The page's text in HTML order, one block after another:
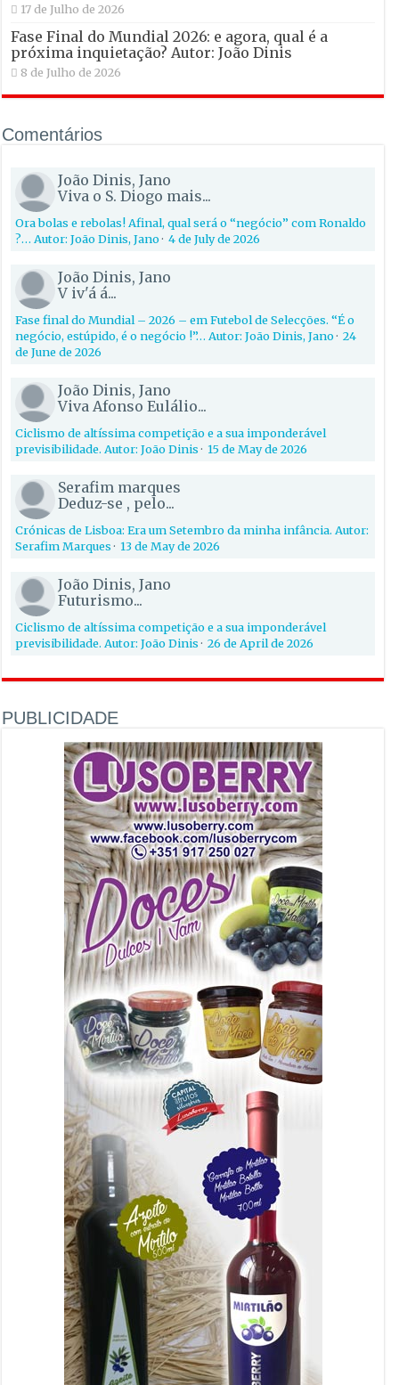
17 de Julho de 2026
Fase Final do Mundial 2026: e agora, qual é a
próxima inquietação? Autor: João Dinis
8 de Julho de 2026
Comentários
João Dinis, Jano
Viva o S. Diogo mais...
Ora bolas e rebolas! Afinal, qual será o “negócio” com Ronaldo
?… Autor: João Dinis, Jano·4 de July de 2026
João Dinis, Jano
V iv'á á...
Fase final do Mundial – 2026 – em Futebol de Selecções. “É o
negócio, estúpido, é o negócio !”… Autor: João Dinis, Jano·24
de June de 2026
João Dinis, Jano
Viva Afonso Eulálio...
Ciclismo de altíssima competição e a sua imponderável
previsibilidade. Autor: João Dinis·15 de May de 2026
Serafim marques
Deduz-se , pelo...
Crónicas de Lisboa: Era um Setembro da minha infância. Autor:
Serafim Marques·13 de May de 2026
João Dinis, Jano
Futurismo...
Ciclismo de altíssima competição e a sua imponderável
previsibilidade. Autor: João Dinis·26 de April de 2026
PUBLICIDADE